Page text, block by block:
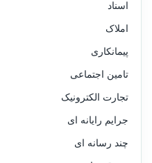
اسناد
املاک
پیمانکاری
تامین اجتماعی
تجارت الکترونیک
جرایم رایانه ای
چند رسانه ای